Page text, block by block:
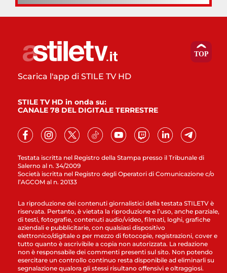
Testata iscritta nel Registro della Stampa presso il Tribunale di
Salerno al n. 34/2009
Società iscritta nel Registro degli Operatori di Comunicazione c/o
l’AGCOM al n. 20133
Scarica l'app di STILE TV HD
STILE TV HD in onda su:
CANALE 78 DEL DIGITALE TERRESTRE
La riproduzione dei contenuti giornalistici della testata STILETV è
riservata. Pertanto, è vietata la riproduzione e l’uso, anche parziale,
di testi, fotografie, contenuti audio/video, filmati, loghi, grafiche
aziendali e pubblicitarie, con qualsiasi dispositivo
elettronico/digitale o per mezzo di fotocopie, registrazioni, cover e
tutto quanto è ascrivibile a copia non autorizzata. La redazione
non è responsabile dei commenti presenti sul sito. Non potendo
esercitare un controllo continuo resta disponibile ad eliminarli su
segnalazione qualora gli stessi risultano offensivi e oltraggiosi.